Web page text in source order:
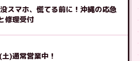
スマホ、慌てる前に！沖縄の応急
修理受付
)通常営業中！